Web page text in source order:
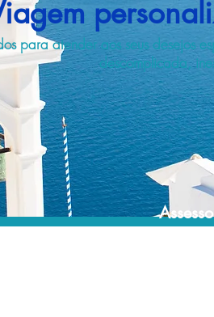
para atender aos seus desejos
descomplicada,